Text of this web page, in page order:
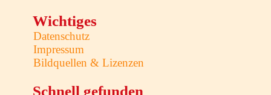
Wichtiges
Datenschutz
Impressum
Bildquellen & Lizenzen
Schnell gefunden